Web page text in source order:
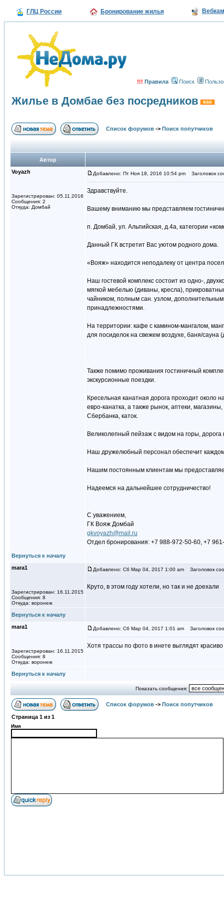
ГЛЦ России Бронирование жилья
!!! Правила Поиск
Жилье в Домбае без посредников
Список форумов -> Поиск попутчиков
Автор
Voyazh
Зарегистрирован: 05.11.2016
Сообщения: 2
Откуда: Домбай
Добавлено: Пт Ноя 18, 2016 10:54 pm Заголовок
Здравствуйте.
Вашему вниманию мы представляем
п. Домбай, ул. Альпийская, д.4а, категории
Данный ГК встретит Вас уютом родного дома.
«Вояж» находится неподалеку от центра
Наш гостевой комплекс состоит из одно-,
мягкой мебелью (диваны, кресла),
чайником, полным сан. узлом,
принадлежностями.
На территории: кафе с камином-мангалом,
для посиделок на свежем воздухе, баня/сауна
Также помимо проживания гостиничный
экскурсионные поездки.
Кресельная канатная дорога проходит около
евро-канатка, а также рынок, аптеки,
Сбербанка, каток.
Великолепный пейзаж с видом на горы,
Наш дружелюбный персонал обеспечит
Нашим постоянным клиентам мы
Надеемся на дальнейшее сотрудничество!
С уважением,
ГК Вояж Домбай
gkvoyazh@mail.ru
Отдел бронирования: +7 988-972-50-60, +7
Вернуться к началу
mara1
Зарегистрирован: 16.11.2015
Сообщения: 8
Откуда: воронеж
Добавлено: Сб Мар 04, 2017 1:00 am Заголовок
Круто, в этом году хотели, но так и не доехали
Вернуться к началу
mara1
Зарегистрирован: 16.11.2015
Сообщения: 8
Откуда: воронеж
Добавлено: Сб Мар 04, 2017 1:01 am Заголовок
Хотя трассы по фото в инете выглядят красиво
Вернуться к началу
Показать сообщения:
Список форумов -> Поиск попутчиков
Страница 1 из 1
Имя